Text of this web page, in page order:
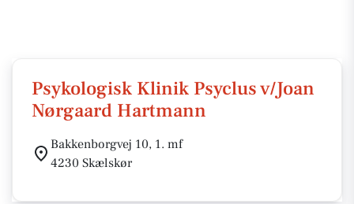
Psykologisk Klinik Psyclus v/Joan
Nørgaard Hartmann
Bakkenborgvej 10, 1. mf
4230 Skælskør